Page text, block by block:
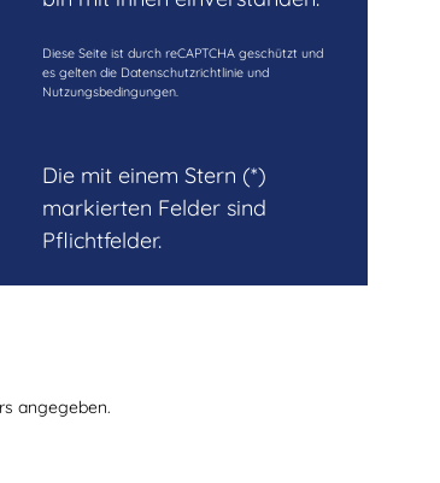
Diese Seite ist durch reCAPTCHA geschützt und
es gelten die Datenschutzrichtlinie und
Nutzungsbedingungen.
Die mit einem Stern (*)
markierten Felder sind
Pflichtfelder.
angegeben.